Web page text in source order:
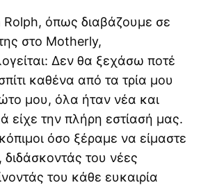
Rolph, όπως διαβάζουμε σε
στο Motherly,
Δεν θα ξεχάσω ποτέ
καθένα από τα τρία μου
μου, όλα ήταν νέα και
είχε την πλήρη εστίασή μας.
όσο ξέραμε να είμαστε
διδάσκοντάς του νέες
του κάθε ευκαιρία